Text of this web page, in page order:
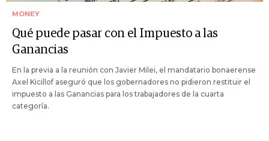
MONEY
Qué puede pasar con el Impuesto a las
Ganancias
En la previa a la reunión con Javier Milei, el mandatario bonaerense
Axel Kicillof aseguró que los gobernadores no pidieron restituir el
impuesto a las Ganancias para los trabajadores de la cuarta
categoría.